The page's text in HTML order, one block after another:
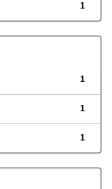
1
1
1
1